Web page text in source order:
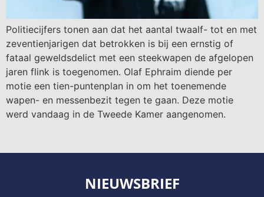
Politiecijfers tonen aan dat het aantal twaalf- tot en met
zeventienjarigen dat betrokken is bij een ernstig of
fataal geweldsdelict met een steekwapen de afgelopen
jaren flink is toegenomen. Olaf Ephraim diende per
motie een tien-puntenplan in om het toenemende
wapen- en messenbezit tegen te gaan. Deze motie
werd vandaag in de Tweede Kamer aangenomen.
NIEUWSBRIEF